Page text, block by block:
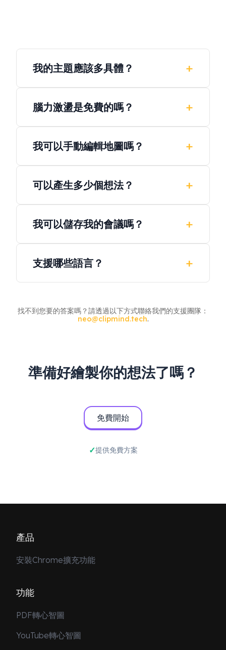
我的主題應該多具體？
輸入進行調整，並據此生成結構化的分支。
腦力激盪是免費的嗎？
以獲得更多使用量。
我可以手動編輯地圖嗎？
完全自訂您的腦力激盪內容。
可以產生多少個想法？
AI助手持續擴展。
我可以儲存我的會議嗎？
存到您的工作區。
支援哪些語言？
找不到您要的答案嗎？請透過以下方式聯絡我們的支援團隊：
neo@clipmind.tech.
準備好繪製你的想法了嗎？
免費開始
提供免費方案
產品
安裝Chrome擴充功能
功能
PDF轉心智圖
YouTube轉心智圖